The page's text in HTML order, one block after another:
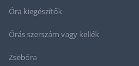
Óra kiegészítők
Órás szerszám vagy kellék
Zsebóra